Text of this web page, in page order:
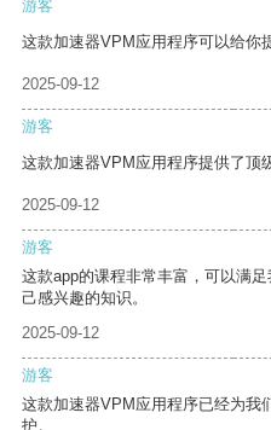
游客
这款加速器VPM应用程序可以给你
2025-09-12
游客
这款加速器VPM应用程序提供了顶
2025-09-12
游客
这款app的课程非常丰富，可以满
己感兴趣的知识。
2025-09-12
游客
这款加速器VPM应用程序已经为我
护。